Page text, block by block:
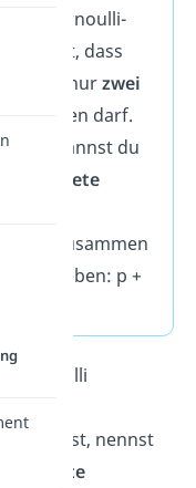
die Bernoulli-
dass
nurzwei
haben darf.
kannst du
Niete
zusammen
1 ergeben: p +
Bernoulli
nennst
Kette